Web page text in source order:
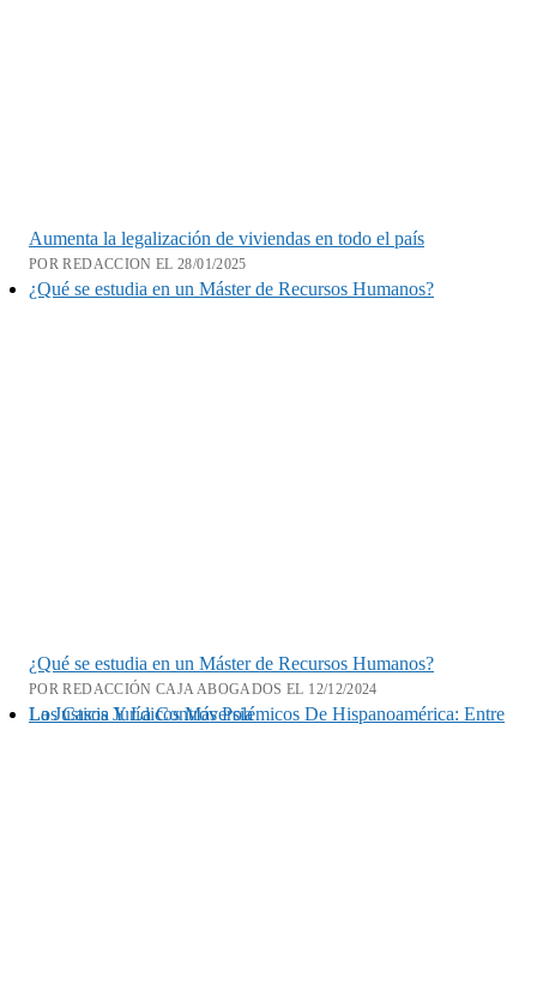
Aumenta la legalización de viviendas en todo el país
POR REDACCION EL 28/01/2025
¿Qué se estudia en un Máster de Recursos Humanos?
¿Qué se estudia en un Máster de Recursos Humanos?
POR REDACCIÓN CAJA ABOGADOS EL 12/12/2024
Los Casos Jurídicos Más Polémicos De Hispanoamérica: Entre La Justicia Y La Controversia